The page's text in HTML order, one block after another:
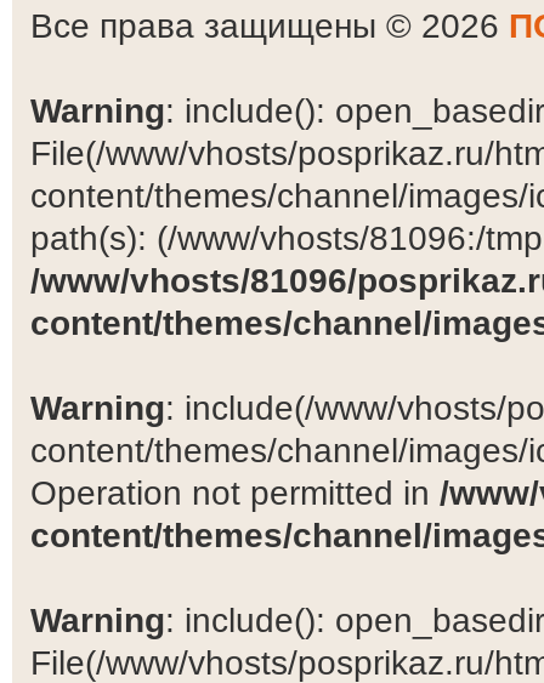
Все права защищены © 2026
Warning: include():
File(/www/vhosts/posprikaz.ru/
content/themes/channel/
path(s): (/www/vhosts/81096:/
/www/vhosts/81096/
content/themes/channel/
Warning: include(/www/vhosts/
content/themes/channel/
Operation not permitted in /
content/themes/channel/
Warning: include():
File(/www/vhosts/posprikaz.ru/